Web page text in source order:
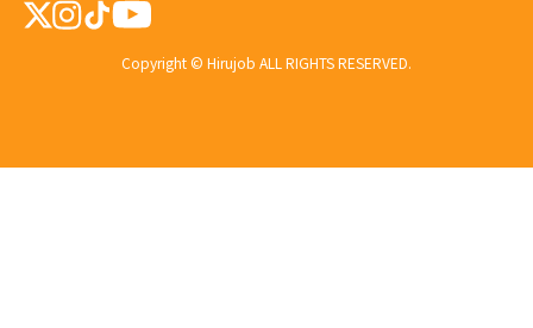
Copyright © Hirujob ALL RIGHTS RESERVED.